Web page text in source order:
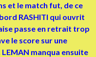
et le match fut, de ce
RASHITI qui ouvrit
passe en retrait trop
le score sur une
manqua ensuite